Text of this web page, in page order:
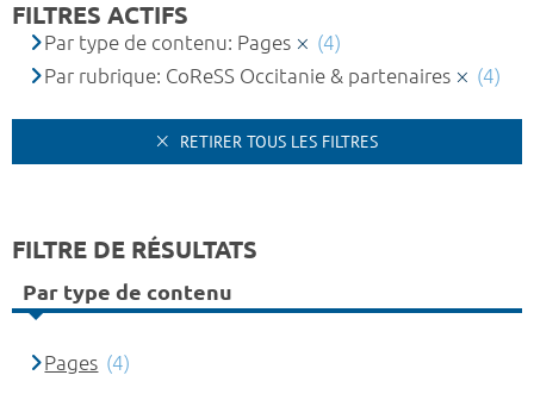
FILTRES ACTIFS
Par type de contenu: Pages
(4)
Par rubrique: CoReSS Occitanie & partenaires
(4)
RETIRER TOUS LES FILTRES
FILTRE DE RÉSULTATS
Par type de contenu
Pages (4)